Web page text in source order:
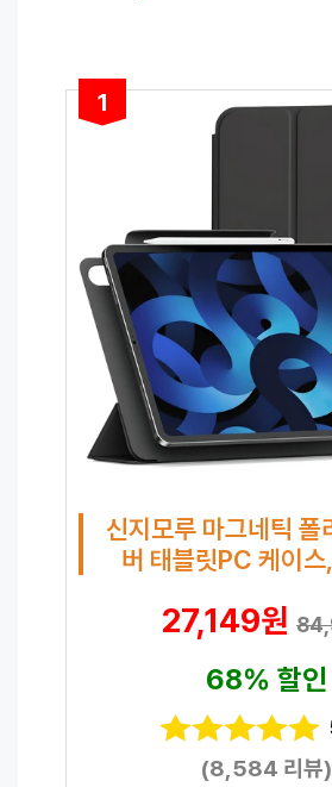
1
신지모루 마그네틱 폴
버 태블릿PC 케이스
27,149원
68% 할인
(8,584 리뷰)